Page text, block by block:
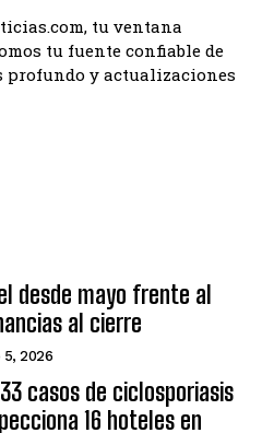
tu ventana
tu fuente confiable de
y actualizaciones
desde mayo frente al
al cierre
5, 2026
casos de ciclosporiasis
16 hoteles en